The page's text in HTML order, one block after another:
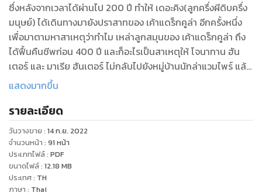
ซึ่งหลังจากเวลาได้ผ่านไป 200 ปี ทำให้ เดอะคิง(ลูกครึ่งผีดิบครึ่ง
มนุษย์) ได้เดินทางมายังปราสาทของ เค้าแดร็กคูล่า อีกครั้งหนึ่ง
เพื่อมาตามหาสาเหตุว่าทำไม เหล่าลูกสมุนของ เค้าแดร็กคูล่า ถึง
ได้ฟื้นคืนชีพก่อน 400 ปี และก็อะไรเป็นสาเหตุให้ โจนาทาน ฮัน
เตอร์ และ มาเรีย ฮันเตอร์ ไม่กลับไปยังหมู่บ้านนักล่าแวมไพร์ แล้ว
ใครหล่ะ เป็นผู้อยู่เบื้องหลัง ของการฟื้นคืนชีพ ของลูกสมุนของ
แสดงมากขึ้น
รายละเอียด
วันวางขาย : 14 ก.ย. 2022
จำนวนหน้า : 91 หน้า
ประเภทไฟล์: PDF
ขนาดไฟล์: 12.18 MB
ประเทศ: TH
ภาษา : Thai